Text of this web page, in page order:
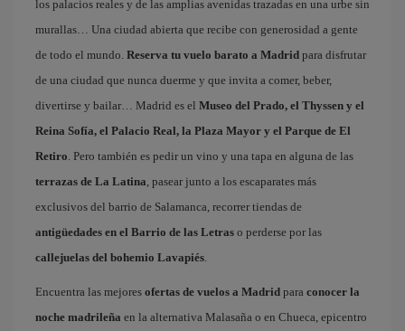
los palacios reales y de las amplias avenidas trazadas en una urbe sin
murallas… Una ciudad abierta que recibe con generosidad a gente
de todo el mundo. Reserva tu vuelo barato a Madrid para disfrutar
de una ciudad que nunca duerme y que invita a comer, beber,
divertirse y bailar… Madrid es el Museo del Prado, el Thyssen y el
Reina Sofía, el Palacio Real, la Plaza Mayor y el Parque de El
Retiro. Pero también es pedir un vino y una tapa en alguna de las
terrazas de La Latina, pasear junto a los escaparates más
exclusivos del barrio de Salamanca, recorrer tiendas de
antigüedades en el Barrio de las Letras o perderse por las
callejuelas del bohemio Lavapiés.
Encuentra las mejores ofertas de vuelos a Madrid para conocer la
noche madrileña en la alternativa Malasaña o en Chueca, epicentro